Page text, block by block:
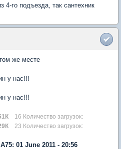
4-го подъезда, так сантехник
же месте
у нас!!!
у нас!!!
16 Количество загрузок:
23 Количество загрузок:
01 June 2011 - 20:56